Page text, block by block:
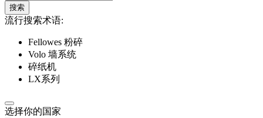
搜索
流行搜索术语:
Fellowes 粉碎
Volo 墙系统
碎纸机
LX系列
选择你的国家